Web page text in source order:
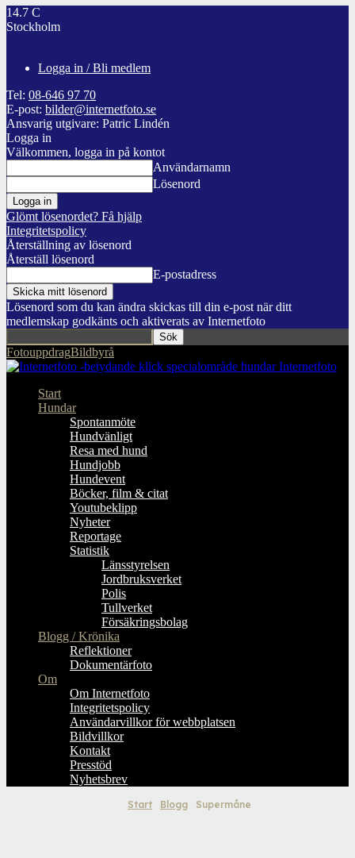
14.7 C
Stockholm
Logga in / Bli medlem
Tel: 08-646 97 70
E-post: bilder@internetfoto.se
Ansvarig utgivare: Patric Lindén
Logga in
Välkommen, logga in på kontot
Användarnamn
Lösenord
Glömt lösenordet? Få hjälp
Integritetspolicy
Återställning av lösenord
Återställ lösenord
E-postadress
Lösenord som du kan ändra skickas till din e-post när ditt
medlemskap godkänts och aktiverats av Internetfoto
FotouppdragBildbyrå
Internetfoto
Start
Hundar
Spontanmöte
Hundvänligt
Resa med hund
Hundjobb
Hundevent
Böcker, film & citat
Youtubeklipp
Nyheter
Reportage
Statistik
Länsstyrelsen
Jordbruksverket
Polis
Tullverket
Försäkringsbolag
Blogg / Krönika
Reflektioner
Dokumentärfoto
Om
Om Internetfoto
Integritetspolicy
Användarvillkor för webbplatsen
Bildvillkor
Kontakt
Presstöd
Nyhetsbrev
Start Blogg Supermåne